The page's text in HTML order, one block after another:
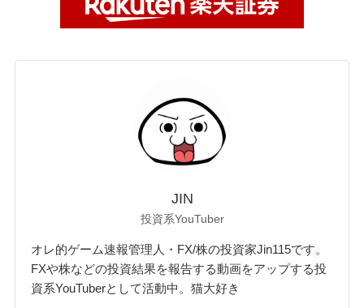
JIN
投資系YouTuber
オレ的ゲーム速報管理人・FX/株の投資家Jin115です。
FXや株などの投資結果を報告する動画をアップする投
資系YouTuberとして活動中。猫大好き